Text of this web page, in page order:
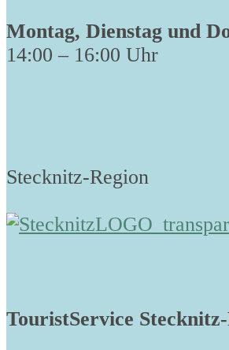
Montag, Dienstag und
14:00 – 16:00 Uhr
Stecknitz-Region
TouristService